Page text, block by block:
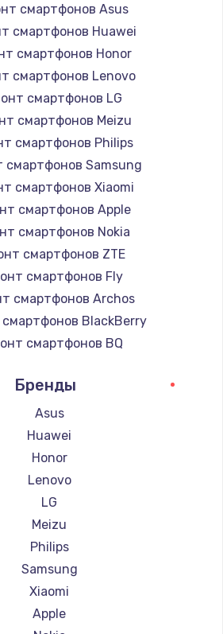
смартфонов Asus
смартфонов Huawei
смартфонов Honor
смартфонов Lenovo
смартфонов LG
смартфонов Meizu
смартфонов Philips
смартфонов Samsung
смартфонов Xiaomi
смартфонов Apple
смартфонов Nokia
смартфонов ZTE
смартфонов Fly
смартфонов Archos
BlackBerry
смартфонов BQ
смартфонов Digma
смартфонов Ginzzu
смартфонов Highscreen
смартфонов Irbis
смартфонов Kyocera
смартфонов LeEco
смартфонов OnePlus
смартфонов teXet
смартфонов Motorola
смартфонов Prestigio
смартфонов Vertex
Бренды
Asus
Huawei
Honor
Lenovo
LG
Meizu
Philips
Samsung
Xiaomi
Apple